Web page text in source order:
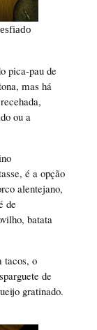
pica-pau de
mas há
ou a
é a opção
alentejano,
de
batata
tacos, o
de
gratinado.